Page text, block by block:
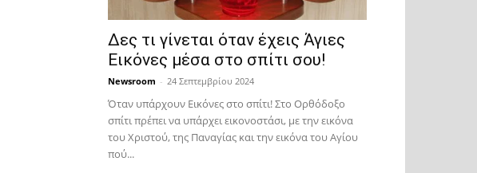
Δες τι γίνεται όταν έχεις Άγιες
Εικόνες μέσα στο σπίτι σου!
Newsroom - 24 Σεπτεμβρίου 2024
Όταν υπάρχουν Εικόνες στο σπίτι! Στο Ορθόδοξο
σπίτι πρέπει να υπάρχει εικονοστάσι, με την εικόνα
του Χριστού, της Παν­αγίας και την εικόνα του Αγίου
πού...